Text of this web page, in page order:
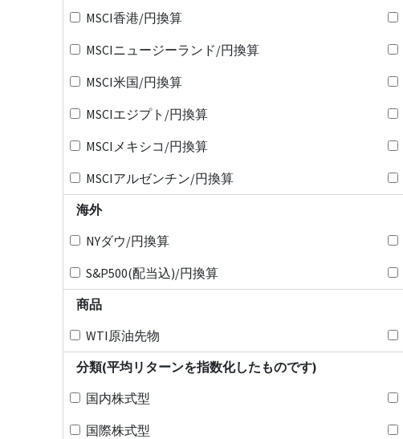
MSCI香港/円換算
MSCIニュージーランド/円換算
MSCI米国/円換算
MSCIエジプト/円換算
MSCIメキシコ/円換算
MSCIアルゼンチン/円換算
海外
NYダウ/円換算
S&P500(配当込)/円換算
商品
WTI原油先物
分類(平均リターンを指数化したものです)
国内株式型
国際株式型